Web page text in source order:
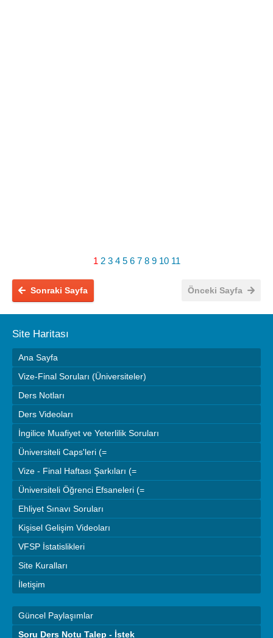
1 2 3 4 5 6 7 8 9 10 11
Önceki Sayfa
Sonraki Sayfa
Site Haritası
Ana Sayfa
Vize-Final Soruları (Üniversiteler)
Ders Notları
Ders Videoları
İngilice Muafiyet ve Yeterlilik Soruları
Üniversiteli Caps'leri (=
Vize - Final Haftası Şarkıları (=
Üniversiteli Öğrenci Efsaneleri (=
Ehliyet Sınavı Soruları
Kişisel Gelişim Videoları
VFSP İstatislikleri
Site Kuralları
İletişim
Güncel Paylaşımlar
Soru Ders Notu Talep - İstek